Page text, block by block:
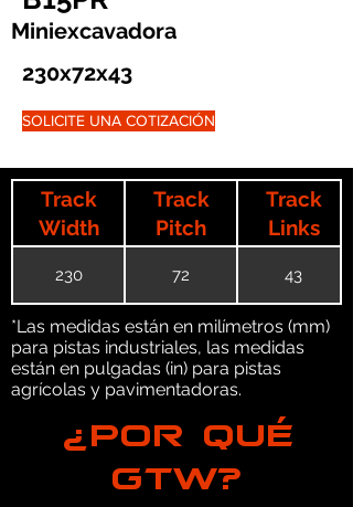
Miniexcavadora
230x72x43
SOLICITE UNA COTIZACIÓN
Track
Width
Track
Pitch
Track
Links
230 72 43
*Las medidas están en milímetros (mm)
para pistas industriales, las medidas
están en pulgadas (in) para pistas
agrícolas y pavimentadoras.
¿POR QUÉ
GTW?